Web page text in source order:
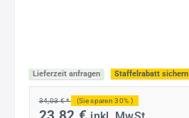
Lieferzeit anfragen Staffelrabatt sichern
34,03 € * (Sie sparen 30% )